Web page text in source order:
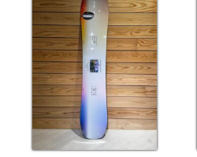
ブランド
在庫店舗